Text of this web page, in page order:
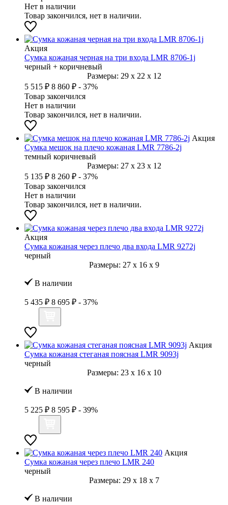
Нет в наличии
Товар закончился, нет в наличии.
Акция
Сумка кожаная черная на три входа LMR 8706-1j
черный + коричневый
Размеры: 29 x 22 x 12
5 515 ₽ 8 860 ₽ - 37%
Товар закончился
Нет в наличии
Товар закончился, нет в наличии.
Акция
Сумка мешок на плечо кожаная LMR 7786-2j
темный коричневый
Размеры: 27 x 23 x 12
5 135 ₽ 8 260 ₽ - 37%
Товар закончился
Нет в наличии
Товар закончился, нет в наличии.
Акция
Сумка кожаная через плечо два входа LMR 9272j
черный
Размеры: 27 x 16 x 9
В наличии
5 435 ₽ 8 695 ₽ - 37%
Акция
Сумка кожаная стеганая поясная LMR 9093j
черный
Размеры: 23 x 16 x 10
В наличии
5 225 ₽ 8 595 ₽ - 39%
Акция
Сумка кожаная через плечо LMR 240
черный
Размеры: 29 x 18 x 7
В наличии